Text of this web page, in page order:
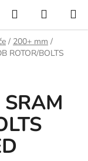
Hľadať
KOŠÍK
/ 200+ mm /
ROTOR/BOLTS